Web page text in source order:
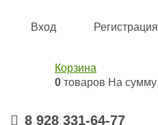
Вход Регистрация
Корзина
0 товаров На сумму
8 928 331-64-77